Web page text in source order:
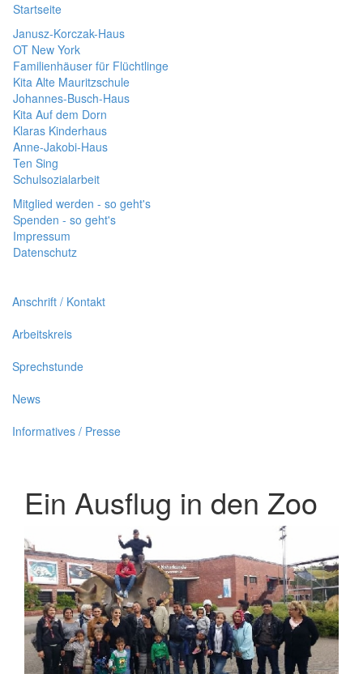
Startseite
Janusz-Korczak-Haus
OT New York
Familienhäuser für Flüchtlinge
Kita Alte Mauritzschule
Johannes-Busch-Haus
Kita Auf dem Dorn
Klaras Kinderhaus
Anne-Jakobi-Haus
Ten Sing
Schulsozialarbeit
Mitglied werden - so geht's
Spenden - so geht's
Impressum
Datenschutz
Anschrift / Kontakt
Arbeitskreis
Sprechstunde
News
Informatives / Presse
Ein Ausflug in den Zoo